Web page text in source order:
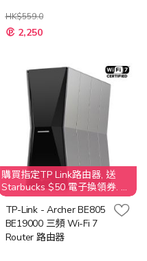
HK$559.0
特
殊 2,250
購買指定TP Link路由器, 送
Starbucks $50 電子換領券. 不
接受取消訂單；客人需要退還
贈品 Starbucks $50 之價值
TP-Link - Archer BE805
BE19000 三頻 Wi-Fi 7
Router 路由器